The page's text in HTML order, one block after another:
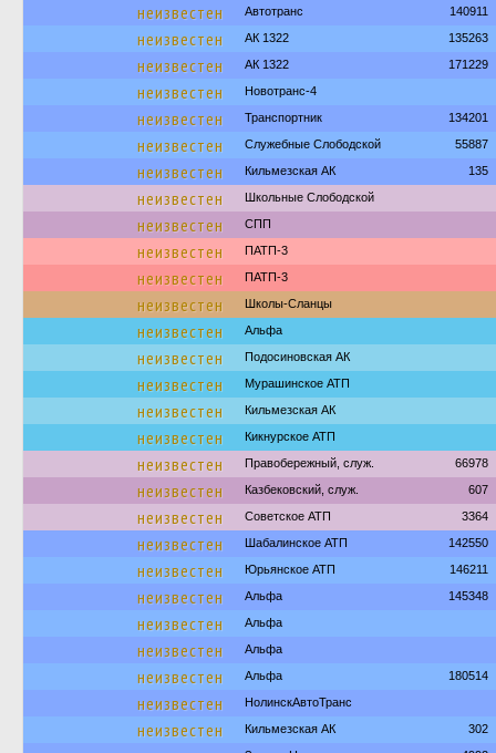
неизвестен Автотранс 140911
неизвестен АК 1322 135263
неизвестен АК 1322 171229
неизвестен Новотранс-4
неизвестен Транспортник 134201
неизвестен Служебные Слободской 55887
неизвестен Кильмезская АК 135
неизвестен Школьные Слободской
неизвестен СПП
неизвестен ПАТП-3
неизвестен ПАТП-3
неизвестен Школы-Сланцы
неизвестен Альфа
неизвестен Подосиновская АК
неизвестен Мурашинское АТП
неизвестен Кильмезская АК
неизвестен Кикнурское АТП
неизвестен Правобережный, служ. 66978
неизвестен Казбековский, служ. 607
неизвестен Советское АТП 3364
неизвестен Шабалинское АТП 142550
неизвестен Юрьянское АТП 146211
неизвестен Альфа 145348
неизвестен Альфа
неизвестен Альфа
неизвестен Альфа 180514
неизвестен НолинскАвтоТранс
неизвестен Кильмезская АК 302